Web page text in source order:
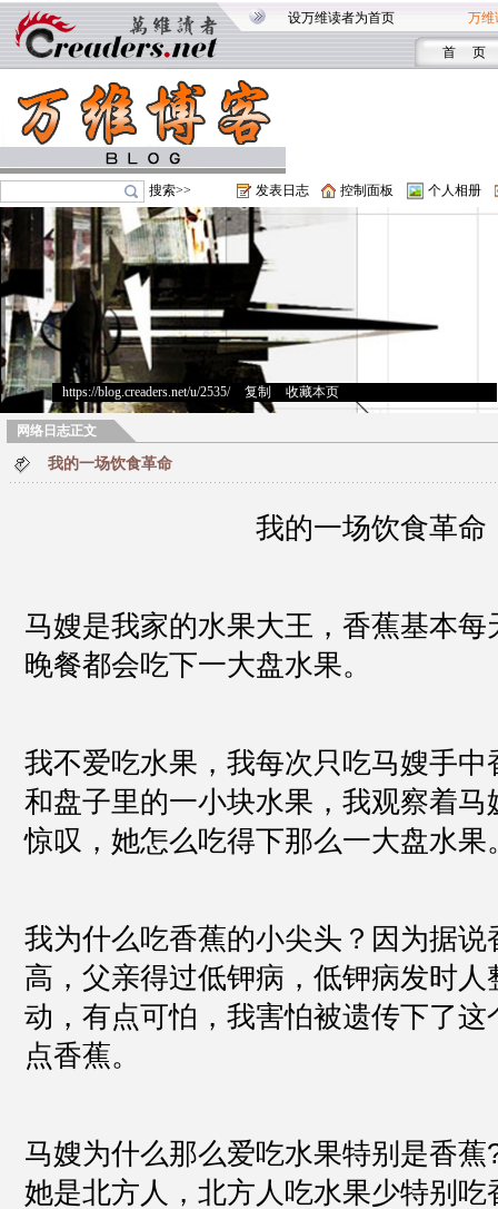
设万维读者为首页 万维
首 页
搜索>> 发表日志 控制面板 个人相册
https://blog.creaders.net/u/2535/> 复制 收藏本页
网络日志正文
我的一场饮食革命
我的一场饮食革命
马嫂是我家的水果大王，香蕉基本
晚餐都会吃下一大盘水果。
我不爱吃水果，我每次只吃马嫂手中
和盘子里的一小块水果，我观察着马
惊叹，她怎么吃得下那么一大盘水果
我为什么吃香蕉的小尖头？因为据说
高，父亲得过低钾病，低钾病发时人
动，有点可怕，我害怕被遗传下了这
点香蕉。
马嫂为什么那么爱吃水果特别是香蕉
她是北方人，北方人吃水果少特别吃